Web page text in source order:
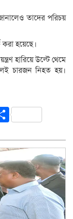
তাদের পরিচয়
করা হয়েছে।
হারিয়ে উল্টে থেমে
চারজন নিহত হয়।
Share